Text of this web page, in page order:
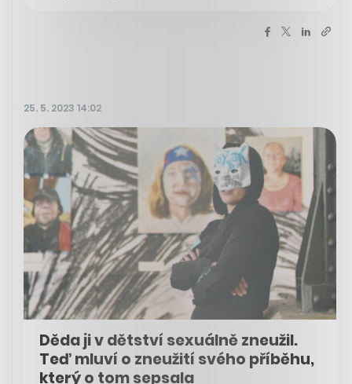
25. 5. 2023 14:02
Děda ji v dětství sexuálně zneužil.
Teď mluví o zneužití svého příběhu,
který o tom sepsala